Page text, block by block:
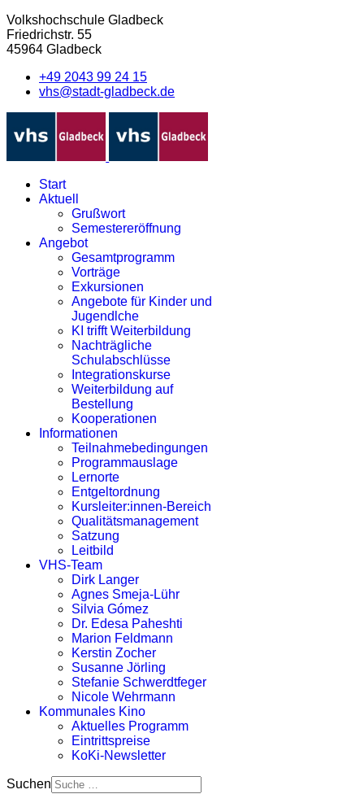
Volkshochschule Gladbeck
Friedrichstr. 55
45964 Gladbeck
+49 2043 99 24 15
vhs@stadt-gladbeck.de
Start
Aktuell
Grußwort
Semestereröffnung
Angebot
Gesamtprogramm
Vorträge
Exkursionen
Angebote für Kinder und
Jugendlche
KI trifft Weiterbildung
Nachträgliche
Schulabschlüsse
Integrationskurse
Weiterbildung auf
Bestellung
Kooperationen
Informationen
Teilnahmebedingungen
Programmauslage
Lernorte
Entgeltordnung
Kursleiter:innen-Bereich
Qualitätsmanagement
Satzung
Leitbild
VHS-Team
Dirk Langer
Agnes Smeja-Lühr
Silvia Gómez
Dr. Edesa Paheshti
Marion Feldmann
Kerstin Zocher
Susanne Jörling
Stefanie Schwerdtfeger
Nicole Wehrmann
Kommunales Kino
Aktuelles Programm
Eintrittspreise
KoKi-Newsletter
Suchen